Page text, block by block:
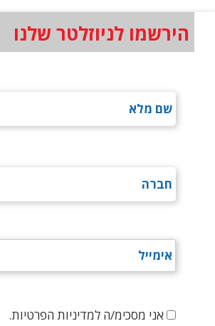
הירשמו לניוזלטר שלנו
אני מסכימ/ה למדיניות הפרטיות.